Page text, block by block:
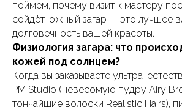
поймём, почему визит к мастеру
сойдёт южный загар — это лучшее
долговечность вашей красоты.
Физиология загара: что
кожей под солнцем?
Когда вы заказываете ультра-
PM Studio (невесомую пудру Airy
тончайшие волоски Realistic Hairs),